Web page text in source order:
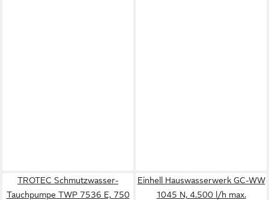
TROTEC Schmutzwasser-
Tauchpumpe TWP 7536 E, 750
Einhell Hauswasserwerk GC-WW
1045 N, 4.500 l/h max.